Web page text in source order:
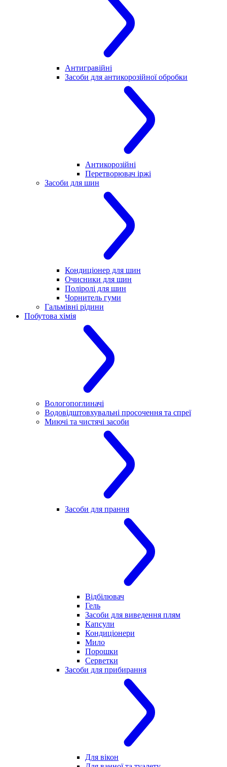
Антигравійні
Засоби для антикорозійної обробки
Антикорозійні
Перетворювач іржі
Засоби для шин
Кондиціонер для шин
Очисники для шин
Поліролі для шин
Чорнитель гуми
Гальмівні рідини
Побутова хімія
Вологопоглиначі
Водовідштовхувальні просочення та спреї
Миючі та чистячі засоби
Засоби для прання
Відбілювач
Гель
Засоби для виведення плям
Капсули
Кондиціонери
Мило
Порошки
Серветки
Засоби для прибирання
Для вікон